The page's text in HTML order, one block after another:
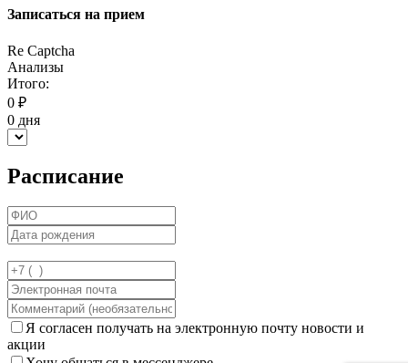
Записаться на прием
Re Captcha
Анализы
Итого:
0 ₽
0 дня
Расписание
Я согласен получать на электронную почту новости и
акции